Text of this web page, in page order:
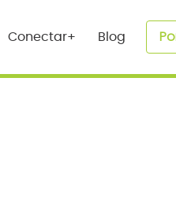
Conectar+ Blog